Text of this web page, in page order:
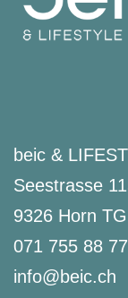
beic &
Seestrasse
9326 Horn TG
071 755 88 77
info@beic.ch